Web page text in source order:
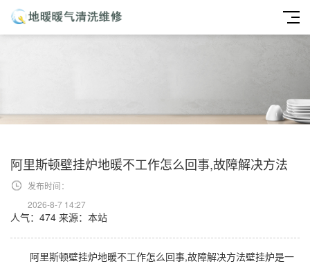
阿里斯顿壁挂炉地暖不工作怎么回事,故障解决方法
发布时间：
2026-8-7 14:27
人气：474 来源：本站
阿里斯顿壁挂炉地暖不工作怎么回事,故障解决方法壁挂炉是一